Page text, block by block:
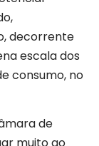
decorrente
escala dos
consumo, no
de
muito ao